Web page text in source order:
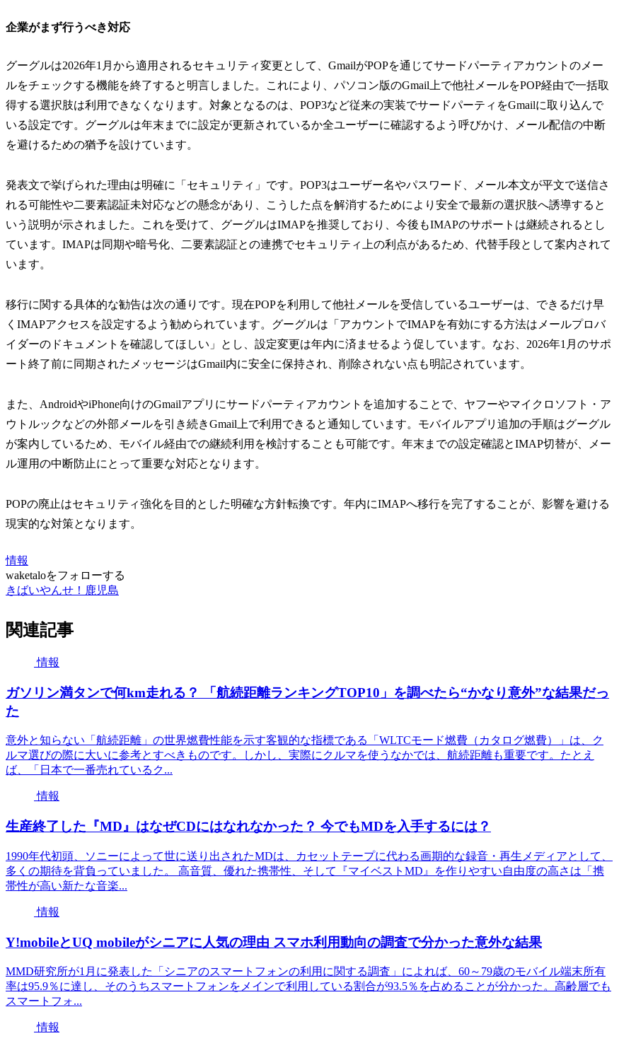
企業がまず行うべき対応
グーグルは2026年1月から適用されるセキュリティ変更として、GmailがPOPを通じてサードパーティアカウントのメー
ルをチェックする機能を終了すると明言しました。これにより、パソコン版のGmail上で他社メールをPOP経由で一括取
得する選択肢は利用できなくなります。対象となるのは、POP3など従来の実装でサードパーティをGmailに取り込んで
いる設定です。グーグルは年末までに設定が更新されているか全ユーザーに確認するよう呼びかけ、メール配信の中断
を避けるための猶予を設けています。
発表文で挙げられた理由は明確に「セキュリティ」です。POP3はユーザー名やパスワード、メール本文が平文で送信さ
れる可能性や二要素認証未対応などの懸念があり、こうした点を解消するためにより安全で最新の選択肢へ誘導すると
いう説明が示されました。これを受けて、グーグルはIMAPを推奨しており、今後もIMAPのサポートは継続されるとし
ています。IMAPは同期や暗号化、二要素認証との連携でセキュリティ上の利点があるため、代替手段として案内されて
います。
移行に関する具体的な勧告は次の通りです。現在POPを利用して他社メールを受信しているユーザーは、できるだけ早
くIMAPアクセスを設定するよう勧められています。グーグルは「アカウントでIMAPを有効にする方法はメールプロバ
イダーのドキュメントを確認してほしい」とし、設定変更は年内に済ませるよう促しています。なお、2026年1月のサポ
ート終了前に同期されたメッセージはGmail内に安全に保持され、削除されない点も明記されています。
また、AndroidやiPhone向けのGmailアプリにサードパーティアカウントを追加することで、ヤフーやマイクロソフト・ア
ウトルックなどの外部メールを引き続きGmail上で利用できると通知しています。モバイルアプリ追加の手順はグーグル
が案内しているため、モバイル経由での継続利用を検討することも可能です。年末までの設定確認とIMAP切替が、メー
ル運用の中断防止にとって重要な対応となります。
POPの廃止はセキュリティ強化を目的とした明確な方針転換です。年内にIMAPへ移行を完了することが、影響を避ける
現実的な対策となります。
情報
waketaloをフォローする
きばいやんせ！鹿児島
関連記事
情報
ガソリン満タンで何km走れる？ 「航続距離ランキングTOP10」を調べたら“かなり意外”な結果だっ
た
意外と知らない「航続距離」の世界燃費性能を示す客観的な指標である「WLTCモード燃費（カタログ燃費）」は、ク
ルマ選びの際に大いに参考とすべきものです。しかし、実際にクルマを使うなかでは、航続距離も重要です。たとえ
ば、「日本で一番売れているク...
情報
生産終了した『MD』はなぜCDにはなれなかった？ 今でもMDを入手するには？
1990年代初頭、ソニーによって世に送り出されたMDは、カセットテープに代わる画期的な録音・再生メディアとして、
多くの期待を背負っていました。 高音質、優れた携帯性、そして『マイベストMD』を作りやすい自由度の高さは「携
帯性が高い新たな音楽...
情報
Y!mobileとUQ mobileがシニアに人気の理由 スマホ利用動向の調査で分かった意外な結果
MMD研究所が1月に発表した「シニアのスマートフォンの利用に関する調査」によれば、60～79歳のモバイル端末所有
率は95.9％に達し、そのうちスマートフォンをメインで利用している割合が93.5％を占めることが分かった。高齢層でも
スマートフォ...
情報